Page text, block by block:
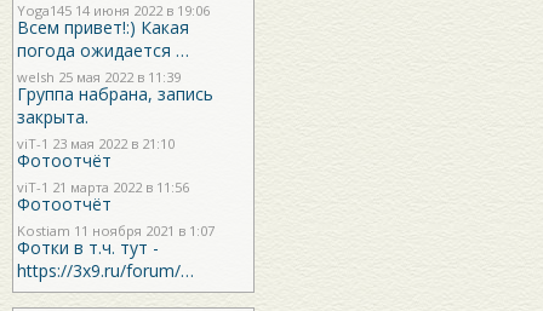
Yoga145 14 июня 2022 в 19:06
Всем привет!:) Какая
погода ожидается …
welsh 25 мая 2022 в 11:39
Группа набрана, запись
закрыта.
viT-1 23 мая 2022 в 21:10
Фотоотчёт
viT-1 21 марта 2022 в 11:56
Фотоотчёт
Kostiam 11 ноября 2021 в 1:07
Фотки в т.ч. тут -
https://3x9.ru/forum/…